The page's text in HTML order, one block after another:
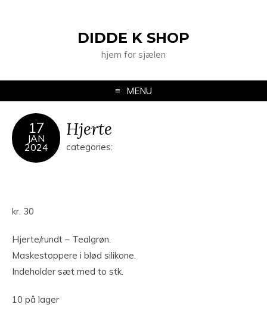
DIDDE K SHOP
hjem for sjælen
MENU
17
JAN
2024
Hjerte
categories:
kr. 30
Hjerte/rundt – Tealgrøn.
Maskestoppere i blød silikone.
Indeholder sæt med to stk.
10 på lager